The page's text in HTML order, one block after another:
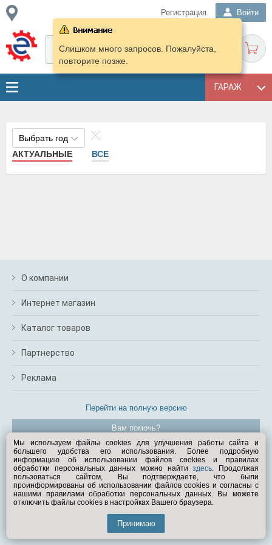
Регистрация Войти
ГАРАЖ
Слишком много запросов. Пожалуйста,
повторите позже.
Выбрать год
АКТУАЛЬНЫЕ
ВСЕ
О компании
Интернет магазин
Каталог товаров
Партнерство
Реклама
Перейти на полную версию
Вам помочь?
© Exist.ru 1998—2026
Мы используем файлы cookies для улучшения работы сайта и
большего удобства его использования. Более подробную
информацию об использовании файлов cookies и правилах
обработки персональных данных можно найтиздесь. Продолжая
пользоваться сайтом, Вы подтверждаете, что были
проинформированы об использовании файлов cookies и согласны с
нашими правилами обработки персональных данных. Вы можете
отключить файлы cookies в настройках Вашего браузера.
Принимаю